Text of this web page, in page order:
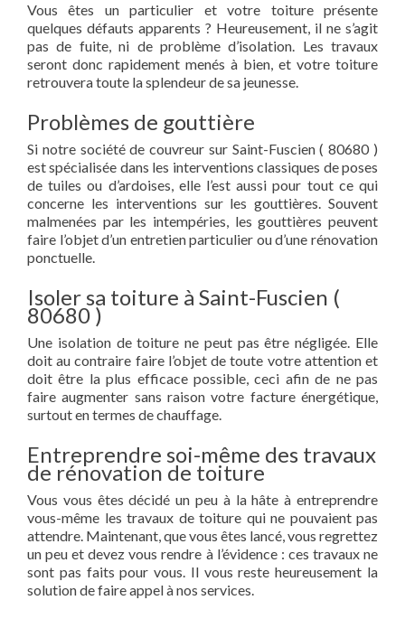
Vous êtes un particulier et votre toiture présente
quelques défauts apparents ? Heureusement, il ne s’agit
pas de fuite, ni de problème d’isolation. Les travaux
seront donc rapidement menés à bien, et votre toiture
retrouvera toute la splendeur de sa jeunesse.
Problèmes de gouttière
Si notre société de couvreur sur Saint-Fuscien ( 80680 )
est spécialisée dans les interventions classiques de poses
de tuiles ou d’ardoises, elle l’est aussi pour tout ce qui
concerne les interventions sur les gouttières. Souvent
malmenées par les intempéries, les gouttières peuvent
faire l’objet d’un entretien particulier ou d’une rénovation
ponctuelle.
Isoler sa toiture à Saint-Fuscien (
80680 )
Une isolation de toiture ne peut pas être négligée. Elle
doit au contraire faire l’objet de toute votre attention et
doit être la plus efficace possible, ceci afin de ne pas
faire augmenter sans raison votre facture énergétique,
surtout en termes de chauffage.
Entreprendre soi-même des travaux
de rénovation de toiture
Vous vous êtes décidé un peu à la hâte à entreprendre
vous-même les travaux de toiture qui ne pouvaient pas
attendre. Maintenant, que vous êtes lancé, vous regrettez
un peu et devez vous rendre à l’évidence : ces travaux ne
sont pas faits pour vous. Il vous reste heureusement la
solution de faire appel à nos services.